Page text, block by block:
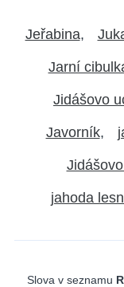
Jeřabina
Jarní
Jidášovo
Javorník
jahoda
Slova v seznamu